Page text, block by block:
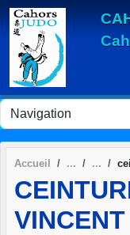
Accueil
Panneau de gestion